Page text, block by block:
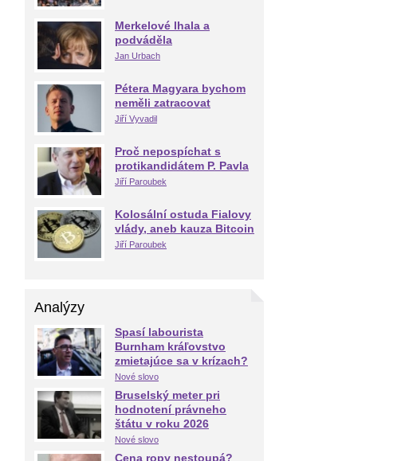
Merkelové lhala a
podváděla
Jan Urbach
Pétera Magyara bychom
neměli zatracovat
Jiří Vyvadil
Proč nepospíchat s
protikandidátem P. Pavla
Jiří Paroubek
Kolosální ostuda Fialovy
vlády, aneb kauza Bitcoin
Jiří Paroubek
Analýzy
Spasí labourista
Burnham kráľovstvo
zmietajúce sa v krízach?
Nové slovo
Bruselský meter pri
hodnotení právneho
štátu v roku 2026
Nové slovo
Cena ropy nestoupá?